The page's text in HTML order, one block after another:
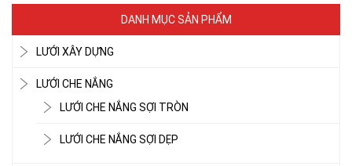
DANH MỤC SẢN PHẨM
LƯỚI XÂY DỰNG
LƯỚI CHE NẮNG
LƯỚI CHE NẮNG SỢI TRÒN
LƯỚI CHE NẮNG SỢI DẸP